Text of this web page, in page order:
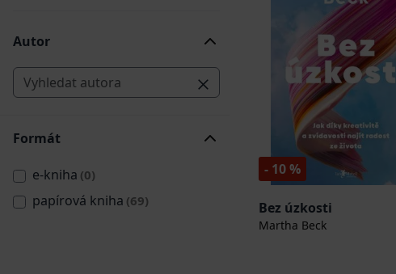
Autor
Formát
e-kniha (0)
papírová kniha (69)
- 10 %
Bez úzkosti
Martha Beck